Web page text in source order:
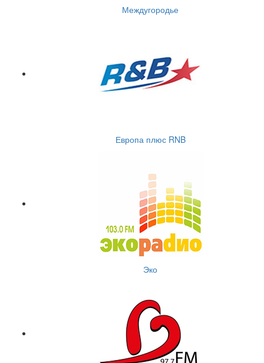
Междугородье
Европа плюс RNB
Эко